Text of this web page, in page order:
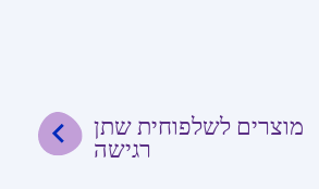
מוצרים לשלפוחית שתן
רגישה